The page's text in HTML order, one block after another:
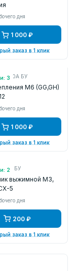
дня
1 000 ₽
заказ в 1 клик
3 БУ
M6 (GG,GH)
дня
1 000 ₽
заказ в 1 клик
2 БУ
выжимной M3,
5
дня
200 ₽
заказ в 1 клик